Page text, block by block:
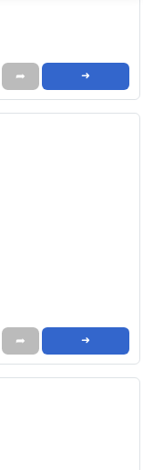
➦ ➜
➦ ➜